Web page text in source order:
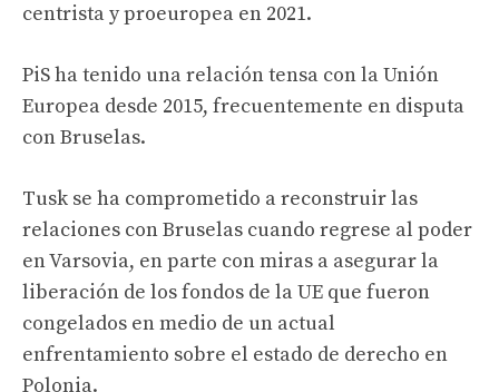
centrista y proeuropea en 2021.
PiS ha tenido una relación tensa con la Unión
Europea desde 2015, frecuentemente en disputa
con Bruselas.
Tusk se ha comprometido a reconstruir las
relaciones con Bruselas cuando regrese al poder
en Varsovia, en parte con miras a asegurar la
liberación de los fondos de la UE que fueron
congelados en medio de un actual
enfrentamiento sobre el estado de derecho en
Polonia.